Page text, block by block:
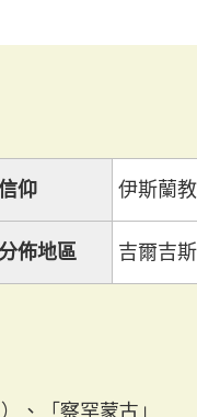
仰 伊斯蘭教
佈地區 吉爾吉
、「察罕蒙古」